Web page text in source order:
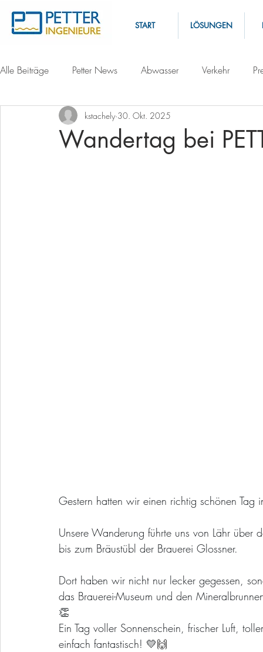
START LÖSUNGEN
Alle Beiträge Petter News Abwasser Verkehr
Wandertag bei
kstachely 30. Okt. 2025
Gestern hatten wir einen richtig schönen
Unsere Wanderung führte uns von Lähr
bis zum Bräustübl der Brauerei Glossner.
Dort haben wir nicht nur lecker gegessen,
das Brauerei-Museum und den
👏
Ein Tag voller Sonnenschein, frischer Luft,
einfach fantastisch! 💛🙌